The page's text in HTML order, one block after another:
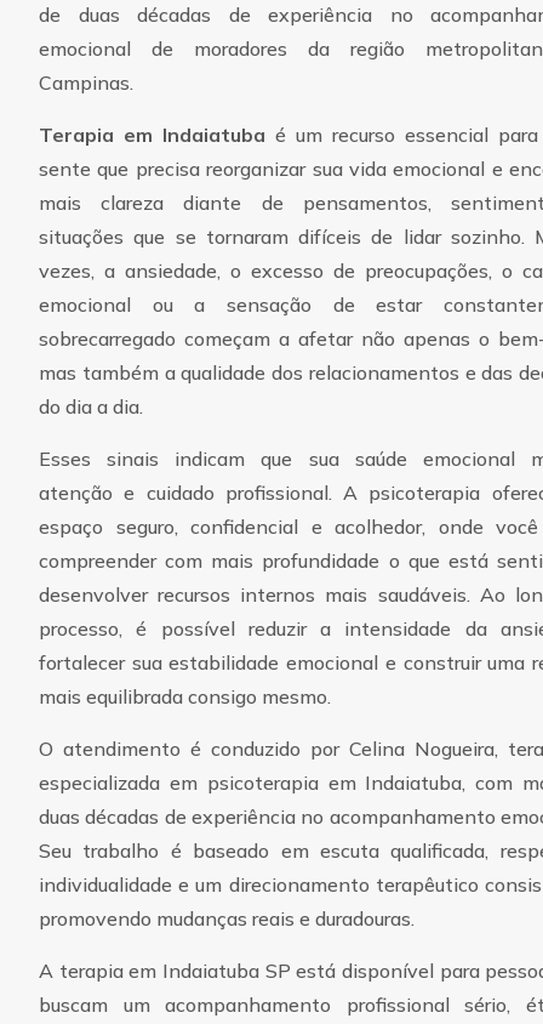
de duas décadas de experiência no
emocional de moradores da região
Campinas.
Terapia em Indaiatuba é um recurso essencial
sente que precisa reorganizar sua vida emocional e
mais clareza diante de pensamentos,
situações que se tornaram difíceis de lidar sozinho.
vezes, a ansiedade, o excesso de preocupações, o
emocional ou a sensação de estar
sobrecarregado começam a afetar não apenas o
mas também a qualidade dos relacionamentos e das
do dia a dia.
Esses sinais indicam que sua saúde emocional
atenção e cuidado profissional. A psicoterapia
espaço seguro, confidencial e acolhedor, onde
compreender com mais profundidade o que está
desenvolver recursos internos mais saudáveis. Ao
processo, é possível reduzir a intensidade da
fortalecer sua estabilidade emocional e construir uma
mais equilibrada consigo mesmo.
O atendimento é conduzido por Celina Nogueira,
especializada em psicoterapia em Indaiatuba, com
duas décadas de experiência no acompanhamento
Seu trabalho é baseado em escuta qualificada,
individualidade e um direcionamento terapêutico
promovendo mudanças reais e duradouras.
A terapia em Indaiatuba SP está disponível para
buscam um acompanhamento profissional sério,